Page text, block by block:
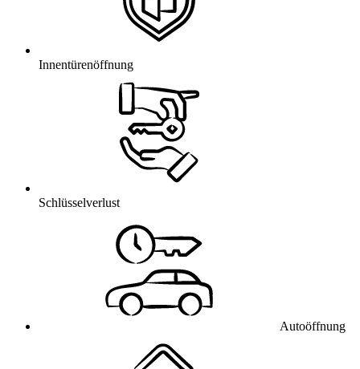
Innentürenöffnung
Schlüsselverlust
Autoöffnung